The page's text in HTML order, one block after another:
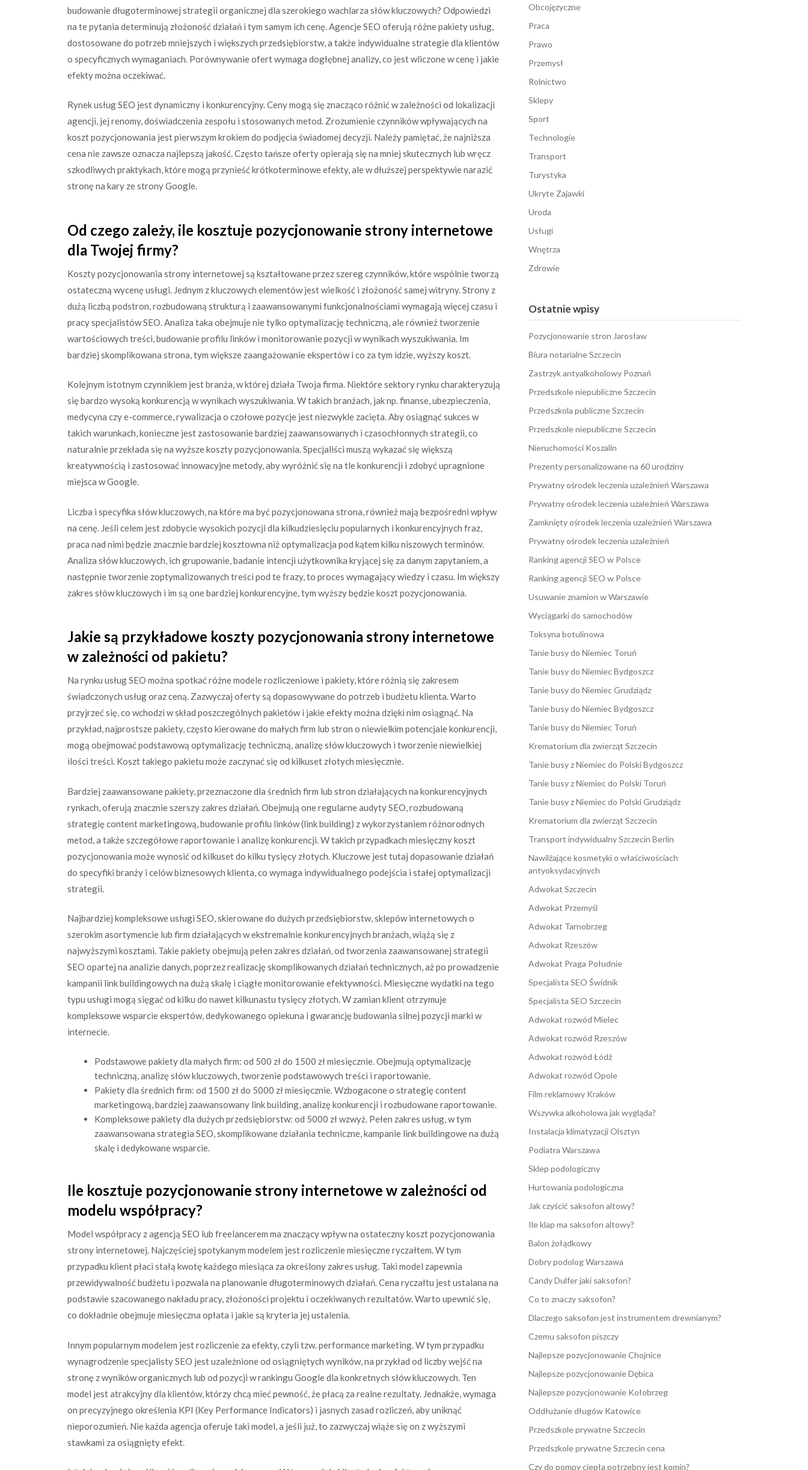
budowanie długoterminowej strategii organicznej dla szerokiego wachlarza słów kluczowych? Odpowiedzi
na te pytania determinują złożoność działań i tym samym ich cenę. Agencje SEO oferują różne pakiety usług,
dostosowane do potrzeb mniejszych i większych przedsiębiorstw, a także indywidualne strategie dla klientów
o specyficznych wymaganiach. Porównywanie ofert wymaga dogłębnej analizy, co jest wliczone w cenę i jakie
efekty można oczekiwać.
Rynek usług SEO jest dynamiczny i konkurencyjny. Ceny mogą się znacząco różnić w zależności od lokalizacji
agencji, jej renomy, doświadczenia zespołu i stosowanych metod. Zrozumienie czynników wpływających na
koszt pozycjonowania jest pierwszym krokiem do podjęcia świadomej decyzji. Należy pamiętać, że najniższa
cena nie zawsze oznacza najlepszą jakość. Często tańsze oferty opierają się na mniej skutecznych lub wręcz
szkodliwych praktykach, które mogą przynieść krótkoterminowe efekty, ale w dłuższej perspektywie narazić
stronę na kary ze strony Google.
Od czego zależy, ile kosztuje pozycjonowanie strony internetowe
dla Twojej firmy?
Koszty pozycjonowania strony internetowej są kształtowane przez szereg czynników, które wspólnie tworzą
ostateczną wycenę usługi. Jednym z kluczowych elementów jest wielkość i złożoność samej witryny. Strony z
dużą liczbą podstron, rozbudowaną strukturą i zaawansowanymi funkcjonalnościami wymagają więcej czasu i
pracy specjalistów SEO. Analiza taka obejmuje nie tylko optymalizację techniczną, ale również tworzenie
wartościowych treści, budowanie profilu linków i monitorowanie pozycji w wynikach wyszukiwania. Im
bardziej skomplikowana strona, tym większe zaangażowanie ekspertów i co za tym idzie, wyższy koszt.
Kolejnym istotnym czynnikiem jest branża, w której działa Twoja firma. Niektóre sektory rynku charakteryzują
się bardzo wysoką konkurencją w wynikach wyszukiwania. W takich branżach, jak np. finanse, ubezpieczenia,
medycyna czy e-commerce, rywalizacja o czołowe pozycje jest niezwykle zacięta. Aby osiągnąć sukces w
takich warunkach, konieczne jest zastosowanie bardziej zaawansowanych i czasochłonnych strategii, co
naturalnie przekłada się na wyższe koszty pozycjonowania. Specjaliści muszą wykazać się większą
kreatywnością i zastosować innowacyjne metody, aby wyróżnić się na tle konkurencji i zdobyć upragnione
miejsca w Google.
Liczba i specyfika słów kluczowych, na które ma być pozycjonowana strona, również mają bezpośredni wpływ
na cenę. Jeśli celem jest zdobycie wysokich pozycji dla kilkudziesięciu popularnych i konkurencyjnych fraz,
praca nad nimi będzie znacznie bardziej kosztowna niż optymalizacja pod kątem kilku niszowych terminów.
Analiza słów kluczowych, ich grupowanie, badanie intencji użytkownika kryjącej się za danym zapytaniem, a
następnie tworzenie zoptymalizowanych treści pod te frazy, to proces wymagający wiedzy i czasu. Im większy
zakres słów kluczowych i im są one bardziej konkurencyjne, tym wyższy będzie koszt pozycjonowania.
Jakie są przykładowe koszty pozycjonowania strony internetowe
w zależności od pakietu?
Na rynku usług SEO można spotkać różne modele rozliczeniowe i pakiety, które różnią się zakresem
świadczonych usług oraz ceną. Zazwyczaj oferty są dopasowywane do potrzeb i budżetu klienta. Warto
przyjrzeć się, co wchodzi w skład poszczególnych pakietów i jakie efekty można dzięki nim osiągnąć. Na
przykład, najprostsze pakiety, często kierowane do małych firm lub stron o niewielkim potencjale konkurencji,
mogą obejmować podstawową optymalizację techniczną, analizę słów kluczowych i tworzenie niewielkiej
ilości treści. Koszt takiego pakietu może zaczynać się od kilkuset złotych miesięcznie.
Bardziej zaawansowane pakiety, przeznaczone dla średnich firm lub stron działających na konkurencyjnych
rynkach, oferują znacznie szerszy zakres działań. Obejmują one regularne audyty SEO, rozbudowaną
strategię content marketingową, budowanie profilu linków (link building) z wykorzystaniem różnorodnych
metod, a także szczegółowe raportowanie i analizę konkurencji. W takich przypadkach miesięczny koszt
pozycjonowania może wynosić od kilkuset do kilku tysięcy złotych. Kluczowe jest tutaj dopasowanie działań
do specyfiki branży i celów biznesowych klienta, co wymaga indywidualnego podejścia i stałej optymalizacji
strategii.
Najbardziej kompleksowe usługi SEO, skierowane do dużych przedsiębiorstw, sklepów internetowych o
szerokim asortymencie lub firm działających w ekstremalnie konkurencyjnych branżach, wiążą się z
najwyższymi kosztami. Takie pakiety obejmują pełen zakres działań, od tworzenia zaawansowanej strategii
SEO opartej na analizie danych, poprzez realizację skomplikowanych działań technicznych, aż po prowadzenie
kampanii link buildingowych na dużą skalę i ciągłe monitorowanie efektywności. Miesięczne wydatki na tego
typu usługi mogą sięgać od kilku do nawet kilkunastu tysięcy złotych. W zamian klient otrzymuje
kompleksowe wsparcie ekspertów, dedykowanego opiekuna i gwarancję budowania silnej pozycji marki w
internecie.
Podstawowe pakiety dla małych firm: od 500 zł do 1500 zł miesięcznie. Obejmują optymalizację
techniczną, analizę słów kluczowych, tworzenie podstawowych treści i raportowanie.
Pakiety dla średnich firm: od 1500 zł do 5000 zł miesięcznie. Wzbogacone o strategię content
marketingową, bardziej zaawansowany link building, analizę konkurencji i rozbudowane raportowanie.
Kompleksowe pakiety dla dużych przedsiębiorstw: od 5000 zł wzwyż. Pełen zakres usług, w tym
zaawansowana strategia SEO, skomplikowane działania techniczne, kampanie link buildingowe na dużą
skalę i dedykowane wsparcie.
Ile kosztuje pozycjonowanie strony internetowe w zależności od
modelu współpracy?
Model współpracy z agencją SEO lub freelancerem ma znaczący wpływ na ostateczny koszt pozycjonowania
strony internetowej. Najczęściej spotykanym modelem jest rozliczenie miesięczne ryczałtem. W tym
przypadku klient płaci stałą kwotę każdego miesiąca za określony zakres usług. Taki model zapewnia
przewidywalność budżetu i pozwala na planowanie długoterminowych działań. Cena ryczałtu jest ustalana na
podstawie szacowanego nakładu pracy, złożoności projektu i oczekiwanych rezultatów. Warto upewnić się,
co dokładnie obejmuje miesięczna opłata i jakie są kryteria jej ustalenia.
Innym popularnym modelem jest rozliczenie za efekty, czyli tzw. performance marketing. W tym przypadku
wynagrodzenie specjalisty SEO jest uzależnione od osiągniętych wyników, na przykład od liczby wejść na
stronę z wyników organicznych lub od pozycji w rankingu Google dla konkretnych słów kluczowych. Ten
model jest atrakcyjny dla klientów, którzy chcą mieć pewność, że płacą za realne rezultaty. Jednakże, wymaga
on precyzyjnego określenia KPI (Key Performance Indicators) i jasnych zasad rozliczeń, aby uniknąć
nieporozumień. Nie każda agencja oferuje taki model, a jeśli już, to zazwyczaj wiąże się on z wyższymi
stawkami za osiągnięty efekt.
Obcojęzyczne
Praca
Prawo
Przemysł
Rolnictwo
Sklepy
Sport
Technologie
Transport
Turystyka
Ukryte Zajawki
Uroda
Usługi
Wnętrza
Zdrowie
Ostatnie wpisy
Pozycjonowanie stron Jarosław
Biura notarialne Szczecin
Zastrzyk antyalkoholowy Poznań
Przedszkole niepubliczne Szczecin
Przedszkola publiczne Szczecin
Przedszkole niepubliczne Szczecin
Nieruchomości Koszalin
Prezenty personalizowane na 60 urodziny
Prywatny ośrodek leczenia uzależnień Warszawa
Prywatny ośrodek leczenia uzależnień Warszawa
Zamknięty ośrodek leczenia uzależnień Warszawa
Prywatny ośrodek leczenia uzależnień
Ranking agencji SEO w Polsce
Ranking agencji SEO w Polsce
Usuwanie znamion w Warszawie
Wyciągarki do samochodów
Toksyna botulinowa
Tanie busy do Niemiec Toruń
Tanie busy do Niemiec Bydgoszcz
Tanie busy do Niemiec Grudziądz
Tanie busy do Niemiec Bydgoszcz
Tanie busy do Niemiec Toruń
Krematorium dla zwierząt Szczecin
Tanie busy z Niemiec do Polski Bydgoszcz
Tanie busy z Niemiec do Polski Toruń
Tanie busy z Niemiec do Polski Grudziądz
Krematorium dla zwierząt Szczecin
Transport indywidualny Szczecin Berlin
Nawilżające kosmetyki o właściwościach
antyoksydacyjnych
Adwokat Szczecin
Adwokat Przemyśl
Adwokat Tarnobrzeg
Adwokat Rzeszów
Adwokat Praga Południe
Specjalista SEO Świdnik
Specjalista SEO Szczecin
Adwokat rozwód Mielec
Adwokat rozwód Rzeszów
Adwokat rozwód Łódź
Adwokat rozwód Opole
Film reklamowy Kraków
Wszywka alkoholowa jak wygląda?
Instalacja klimatyzacji Olsztyn
Podiatra Warszawa
Sklep podologiczny
Hurtowania podologiczna
Jak czyścić saksofon altowy?
Ile klap ma saksofon altowy?
Balon żołądkowy
Dobry podolog Warszawa
Candy Dulfer jaki saksofon?
Co to znaczy saksofon?
Dlaczego saksofon jest instrumentem drewnianym?
Czemu saksofon piszczy
Najlepsze pozycjonowanie Chojnice
Najlepsze pozycjonowanie Dębica
Najlepsze pozycjonowanie Kołobrzeg
Oddłużanie długów Katowice
Przedszkole prywatne Szczecin
Przedszkole prywatne Szczecin cena
Czy do pompy ciepła potrzebny jest komin?